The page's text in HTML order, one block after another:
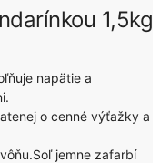
1,5kg
napätie a
o cenné výťažky a
jemne zafarbí